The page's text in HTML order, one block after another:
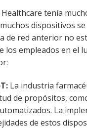
Healthcare tenía
dispositivos
red anterior no
los empleados en el
La industria
de propósitos,
La
de estos